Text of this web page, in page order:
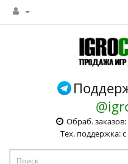
Обраб. заказов:
Тех. поддержка: с